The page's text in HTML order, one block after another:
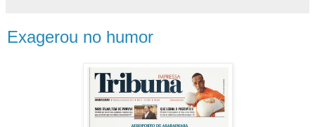
Exagerou no humor